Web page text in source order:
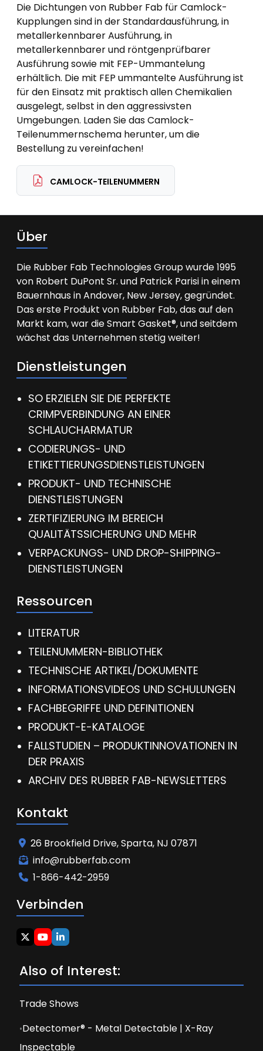
Die Dichtungen von Rubber Fab für Camlock-
Kupplungen sind in der Standardausführung, in
metallerkennbarer Ausführung, in
metallerkennbarer und röntgenprüfbarer
Ausführung sowie mit FEP-Ummantelung
erhältlich. Die mit FEP ummantelte Ausführung ist
für den Einsatz mit praktisch allen Chemikalien
ausgelegt, selbst in den aggressivsten
Umgebungen. Laden Sie das Camlock-
Teilenummernschema herunter, um die
Bestellung zu vereinfachen!
CAMLOCK-TEILENUMMERN
Über
Die Rubber Fab Technologies Group wurde 1995
von Robert DuPont Sr. und Patrick Parisi in einem
Bauernhaus in Andover, New Jersey, gegründet.
Das erste Produkt von Rubber Fab, das auf den
Markt kam, war die Smart Gasket®, und seitdem
wächst das Unternehmen stetig weiter!
Dienstleistungen
SO ERZIELEN SIE DIE PERFEKTE
CRIMPVERBINDUNG AN EINER
SCHLAUCHARMATUR
CODIERUNGS- UND
ETIKETTIERUNGSDIENSTLEISTUNGEN
PRODUKT- UND TECHNISCHE
DIENSTLEISTUNGEN
ZERTIFIZIERUNG IM BEREICH
QUALITÄTSSICHERUNG UND MEHR
VERPACKUNGS- UND DROP-SHIPPING-
DIENSTLEISTUNGEN
Ressourcen
LITERATUR
TEILENUMMERN-BIBLIOTHEK
TECHNISCHE ARTIKEL/DOKUMENTE
INFORMATIONSVIDEOS UND SCHULUNGEN
FACHBEGRIFFE UND DEFINITIONEN
PRODUKT-E-KATALOGE
FALLSTUDIEN – PRODUKTINNOVATIONEN IN
DER PRAXIS
ARCHIV DES RUBBER FAB-NEWSLETTERS
Kontakt
26 Brookfield Drive, Sparta, NJ 07871
info@rubberfab.com
1-866-442-2959
Verbinden
Also of Interest:
Trade Shows
Detectomer® - Metal Detectable | X-Ray
Inspectable